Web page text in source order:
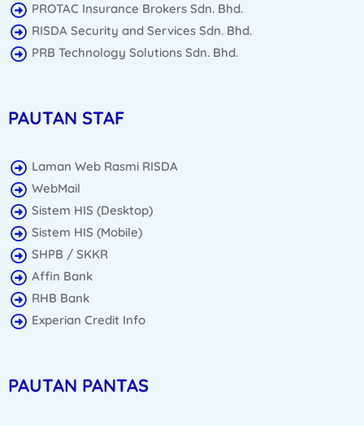
PROTAC Insurance Brokers Sdn. Bhd.
RISDA Security and Services Sdn. Bhd.
PRB Technology Solutions Sdn. Bhd.
PAUTAN STAF
Laman Web Rasmi RISDA
WebMail
Sistem HIS (Desktop)
Sistem HIS (Mobile)
SHPB / SKKR
Affin Bank
RHB Bank
Experian Credit Info
PAUTAN PANTAS